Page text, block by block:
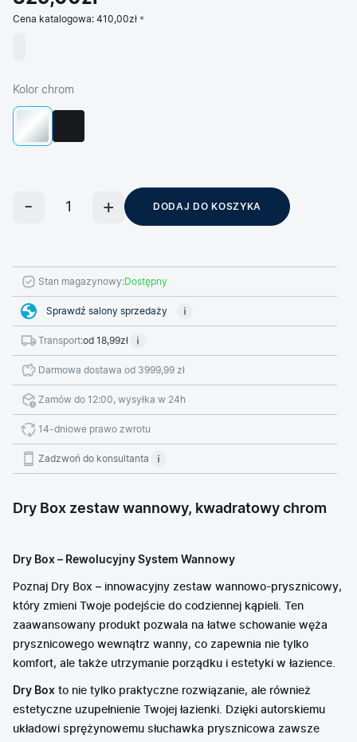
Cena katalogowa: 410,00zł
Kolor chrom
DODAJ DO KOSZYKA
Stan magazynowy:Dostępny
Sprawdź salony sprzedaży
Transport:od 18,99zł
Darmowa dostawa od 3999,99 zł
Zamów do 12:00, wysyłka w 24h
14-dniowe prawo zwrotu
Zadzwoń do konsultanta
Dry Box zestaw wannowy, kwadratowy chrom
Dry Box – Rewolucyjny System Wannowy
Poznaj Dry Box – innowacyjny zestaw wannowo-prysznicowy,
który zmieni Twoje podejście do codziennej kąpieli. Ten
zaawansowany produkt pozwala na łatwe schowanie węża
prysznicowego wewnątrz wanny, co zapewnia nie tylko
komfort, ale także utrzymanie porządku i estetyki w łazience.
Dry Box to nie tylko praktyczne rozwiązanie, ale również
estetyczne uzupełnienie Twojej łazienki. Dzięki autorskiemu
układowi sprężynowemu słuchawka prysznicowa zawsze